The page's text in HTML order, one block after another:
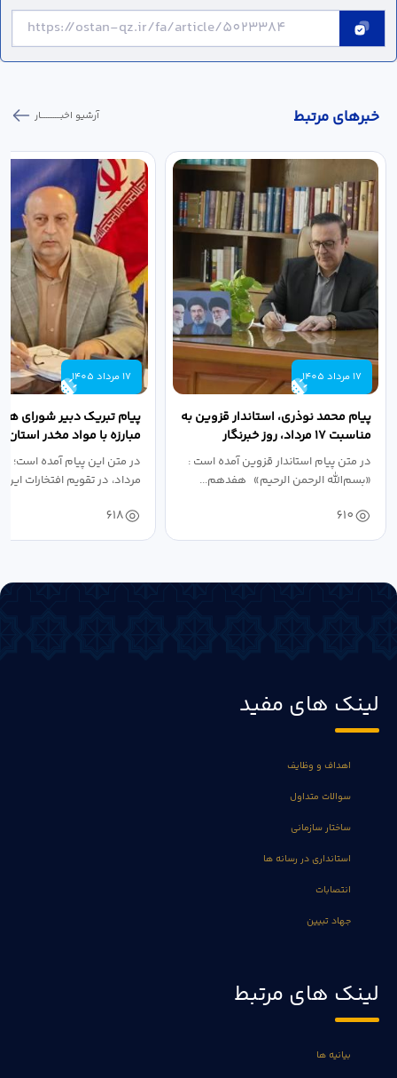
خبر‌های مرتبط آرشیو اخبـــــــــــار
17 مرداد 1405
پیام محمد نوذری، استاندار قزوین به
مناسبت ۱۷ مرداد، روز خبرنگار
در متن پیام استاندار قزوین آمده است :
«بسم‌الله الرحمن الرحیم» هفدهم...
610
17 مرداد 1405
پیام تبریک دبیر شورای
مبارزه با مواد مخدر استان
مناسبت روز خبرنگار...
در متن این پیام آمده
مرداد، در تقویم افتخارات
618
لینک های مفید
اهداف و وظایف
سوالات متداول
ساختار سازمانی
استانداری در رسانه ها
انتصابات
جهاد تبیین
لینک های مرتبط
بیانیه ها